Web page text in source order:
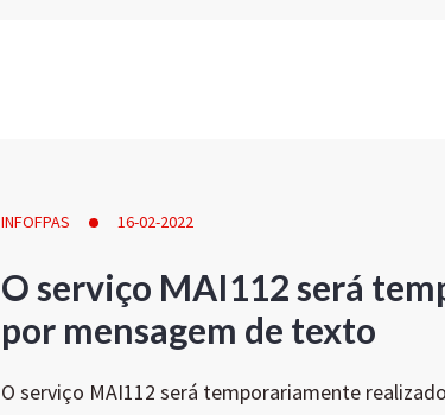
INFOFPAS 16-02-2022
O serviço MAI112 será
por mensagem de texto
O serviço MAI112 será temporariamente